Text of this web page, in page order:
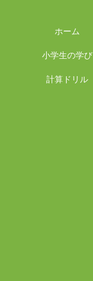
ホーム
小学生の学び
計算ドリル